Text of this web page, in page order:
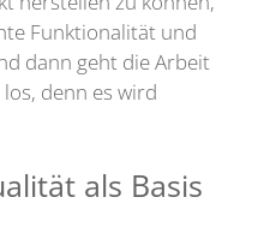
Funktionalität und
dann geht die Arbeit
denn es wird
als Basis